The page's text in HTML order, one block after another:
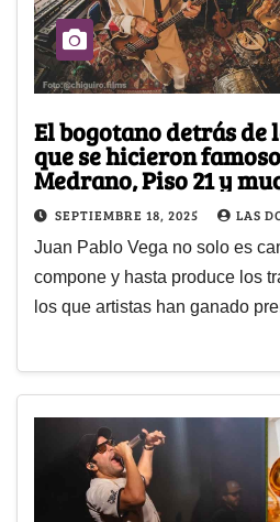
El bogotano detrás de
que se hicieron
Medrano, Piso 21 y
SEPTIEMBRE 18, 2025 LAS
Juan Pablo Vega no solo es
compone y hasta produce los
los que artistas han ganado